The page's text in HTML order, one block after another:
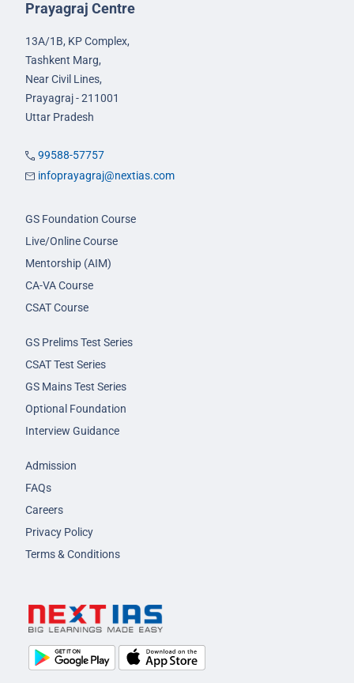
Prayagraj Centre
13A/1B, KP Complex,
Tashkent Marg,
Near Civil Lines,
Prayagraj - 211001
Uttar Pradesh
99588-57757
infoprayagraj@nextias.com
GS Foundation Course
Live/Online Course
Mentorship (AIM)
CA-VA Course
CSAT Course
GS Prelims Test Series
CSAT Test Series
GS Mains Test Series
Optional Foundation
Interview Guidance
Admission
FAQs
Careers
Privacy Policy
Terms & Conditions